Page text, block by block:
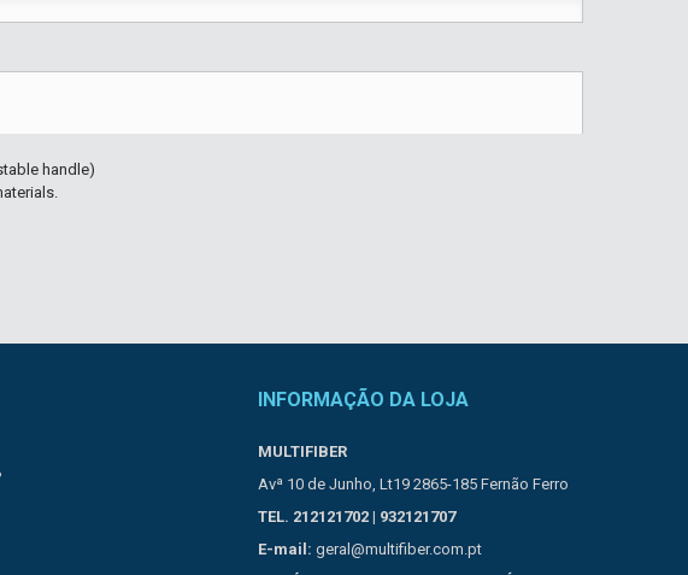
handle)
INFORMAÇÃO DA LOJA
MULTIFIBER
Avª 10 de Junho, Lt19 2865-185 Fernão Ferro
TEL. 212121702 | 932121707
E-mail: geral@multifiber.com.pt